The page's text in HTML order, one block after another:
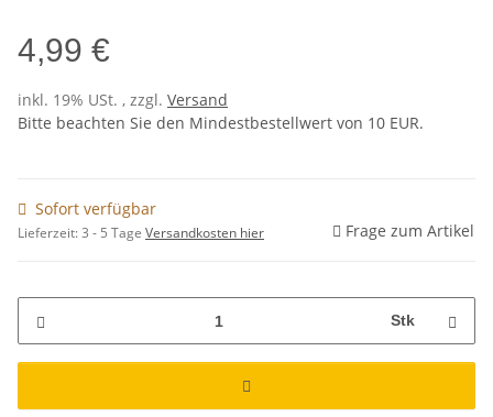
4,99 €
inkl. 19% USt. , zzgl. Versand
Bitte beachten Sie den Mindestbestellwert von 10 EUR.
Sofort verfügbar
Lieferzeit:3 - 5 Tage Versandkosten hier Frage zum Artikel
Stk